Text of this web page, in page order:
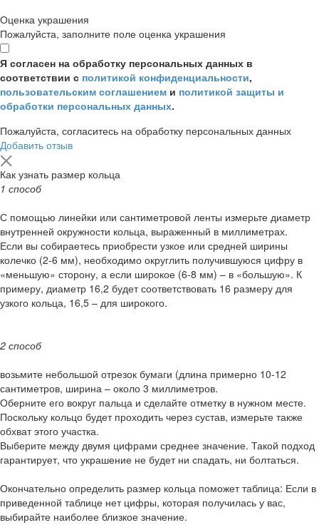
Оценка украшения
Пожалуйста, заполните поле оценка украшения
Я согласен на обработку персональных данных в
соответствии с политикой конфиденциальности,
пользовательским соглашением и политикой защиты и
обработки персональных данных.
Пожалуйста, согласитесь на обработку персональных данных
Добавить отзыв
Как узнать размер кольца
1 способ
С помощью линейки или сантиметровой ленты измерьте диаметр
внутренней окружности кольца, выраженный в миллиметрах.
Если вы собираетесь приобрести узкое или средней ширины
колечко (2-6 мм), необходимо округлить получившуюся цифру в
«меньшую» сторону, а если широкое (6-8 мм) – в «большую». К
примеру, диаметр 16,2 будет соответствовать 16 размеру для
узкого кольца, 16,5 – для широкого.
2 способ
возьмите небольшой отрезок бумаги (длина примерно 10-12
сантиметров, ширина – около 3 миллиметров.
Оберните его вокруг пальца и сделайте отметку в нужном месте.
Поскольку кольцо будет проходить через сустав, измерьте также
обхват этого участка.
Выберите между двумя цифрами среднее значение. Такой подход
гарантирует, что украшение не будет ни спадать, ни болтаться.
Окончательно определить размер кольца поможет таблица: Если в
приведенной таблице нет цифры, которая получилась у вас,
выбирайте наиболее близкое значение.